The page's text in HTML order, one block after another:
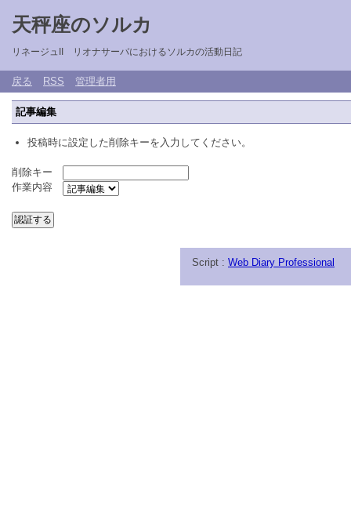
天秤座のソルカ
リネージュII リオナサーバにおけるソルカの活動日記
戻る RSS 管理者用
記事編集
投稿時に設定した削除キーを入力してください。
削除キー
作業内容
Script : Web Diary Professional